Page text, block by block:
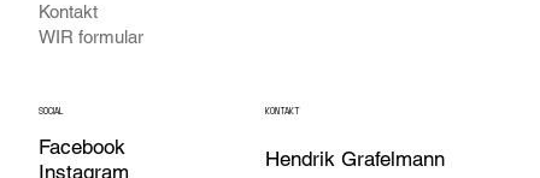
Kontakt
WIR formular
SOCIAL
Facebook
Instagram
KONTAKT
Hendrik Grafelmann